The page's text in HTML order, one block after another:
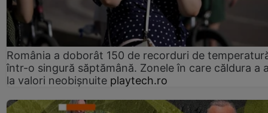
România a doborât 150 de recorduri de
într-o singură săptămână. Zonele în care căldura a
la valori neobișnuite playtech.ro